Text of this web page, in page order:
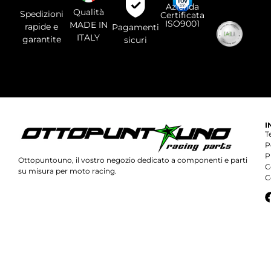
Spedizioni
rapide e
garantite
Qualità
MADE IN
ITALY
Pagamenti
sicuri
Azienda
Certificata
ISO9001
Ottopuntouno, il vostro negozio dedicato a componenti e parti
su misura per moto racing.